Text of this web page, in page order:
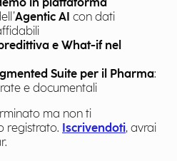
in piattaforma
Agentic AI con dati
e What-if nel
Suite per il Pharma:
e documentali
ma non ti
registrato. Iscrivendoti, avrai